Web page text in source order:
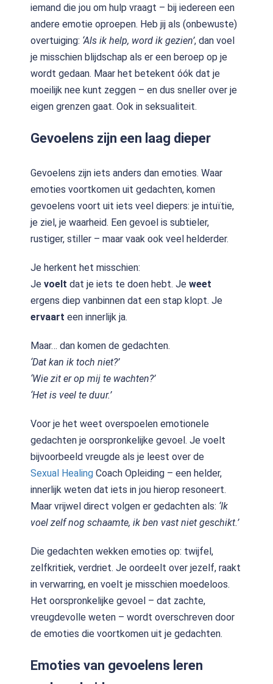
iemand die jou om hulp vraagt – bij iedereen een
andere emotie oproepen. Heb jij als (onbewuste)
overtuiging: ‘Als ik help, word ik gezien’, dan voel
je misschien blijdschap als er een beroep op je
wordt gedaan. Maar het betekent óók dat je
moeilijk nee kunt zeggen – en dus sneller over je
eigen grenzen gaat. Ook in seksualiteit.
Gevoelens zijn een laag dieper
Gevoelens zijn iets anders dan emoties. Waar
emoties voortkomen uit gedachten, komen
gevoelens voort uit iets veel diepers: je intuïtie,
je ziel, je waarheid. Een gevoel is subtieler,
rustiger, stiller – maar vaak ook veel helderder.
Je herkent het misschien:
Je voelt dat je iets te doen hebt. Je weet
ergens diep vanbinnen dat een stap klopt. Je
ervaart een innerlijk ja.
Maar… dan komen de gedachten.
‘Dat kan ik toch niet?’
‘Wie zit er op mij te wachten?’
‘Het is veel te duur.’
Voor je het weet overspoelen emotionele
gedachten je oorspronkelijke gevoel. Je voelt
bijvoorbeeld vreugde als je leest over de
Sexual Healing Coach Opleiding – een helder,
innerlijk weten dat iets in jou hierop resoneert.
Maar vrijwel direct volgen er gedachten als: ‘Ik
voel zelf nog schaamte, ik ben vast niet geschikt.’
Die gedachten wekken emoties op: twijfel,
zelfkritiek, verdriet. Je oordeelt over jezelf, raakt
in verwarring, en voelt je misschien moedeloos.
Het oorspronkelijke gevoel – dat zachte,
vreugdevolle weten – wordt overschreven door
de emoties die voortkomen uit je gedachten.
Emoties van gevoelens leren